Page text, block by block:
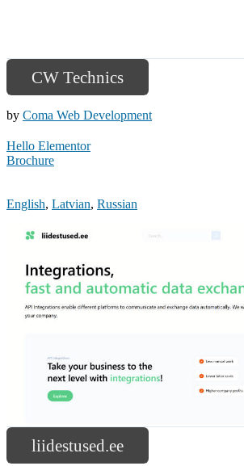
CW Technics
by Coma Web Development
Hello Elementor
Brochure
English, Latvian, Russian
liidestused.ee